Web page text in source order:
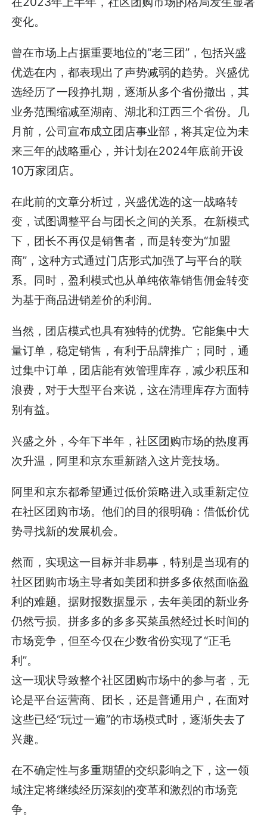
变化。
曾在市场上占据重要地位的“老三团”，包括兴盛
优选在内，都表现出了声势减弱的趋势。兴盛优
选经历了一段挣扎期，逐渐从多个省份撤出，其
业务范围缩减至湖南、湖北和江西三个省份。几
月前，公司宣布成立团店事业部，将其定位为未
来三年的战略重心，并计划在2024年底前开设
10万家团店。
在此前的文章分析过，兴盛优选的这一战略转
变，试图调整平台与团长之间的关系。在新模式
下，团长不再仅是销售者，而是转变为“加盟
商”，这种方式通过门店形式加强了与平台的联
系。同时，盈利模式也从单纯依靠销售佣金转变
为基于商品进销差价的利润。
当然，团店模式也具有独特的优势。它能集中大
量订单，稳定销售，有利于品牌推广；同时，通
过集中订单，团店能有效管理库存，减少积压和
浪费，对于大型平台来说，这在清理库存方面特
别有益。
兴盛之外，今年下半年，社区团购市场的热度再
次升温，阿里和京东重新踏入这片竞技场。
阿里和京东都希望通过低价策略进入或重新定位
在社区团购市场。他们的目的很明确：借低价优
势寻找新的发展机会。
然而，实现这一目标并非易事，特别是当现有的
社区团购市场主导者如美团和拼多多依然面临盈
利的难题。据财报数据显示，去年美团的新业务
仍然亏损。拼多多的多多买菜虽然经过长时间的
市场竞争，但至今仅在少数省份实现了“正毛
利”。
这一现状导致整个社区团购市场中的参与者，无
论是平台运营商、团长，还是普通用户，在面对
这些已经“玩过一遍”的市场模式时，逐渐失去了
兴趣。
在不确定性与多重期望的交织影响之下，这一领
域注定将继续经历深刻的变革和激烈的市场竞
争。